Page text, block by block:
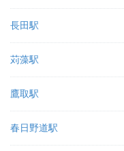
長田駅
苅藻駅
鷹取駅
春日野道駅